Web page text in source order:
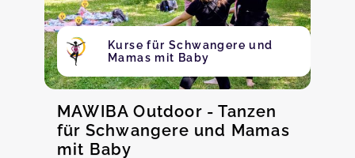
Kurse für Schwangere und
Mamas mit Baby
MAWIBA Outdoor - Tanzen
für Schwangere und Mamas
mit Baby